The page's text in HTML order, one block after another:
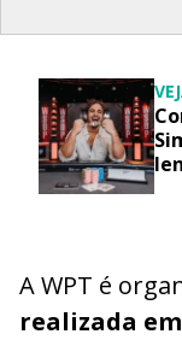
A WPT é
realizada